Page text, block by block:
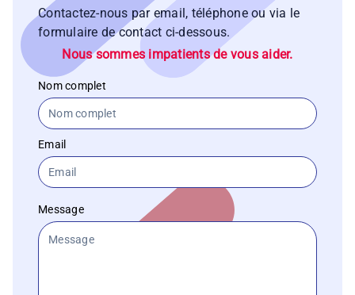
Contactez-nous par email, téléphone ou via le
formulaire de contact ci-dessous.
Nous sommes impatients de vous aider.
Nom complet
Email
Message